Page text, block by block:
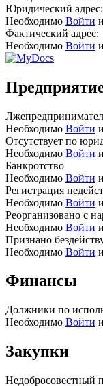
Юридический адрес:
Необходимо Войти
Фактический адрес:
Необходимо Войти
Необходимо Войти
Отсутствует по
Необходимо Войти
Банкротство
Необходимо Войти
Регистрация
Необходимо Войти
Реорганизовано с
Необходимо Войти
Признано
Необходимо Войти
Финансы
Должники по
Необходимо Войти
Закупки
Недобросовестный